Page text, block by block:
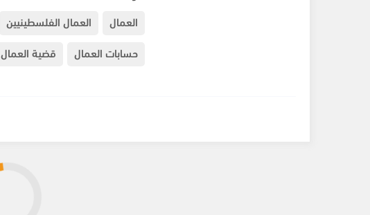
العمال
العمال الفلسطينيين
حسابات العمال
قضية العمال